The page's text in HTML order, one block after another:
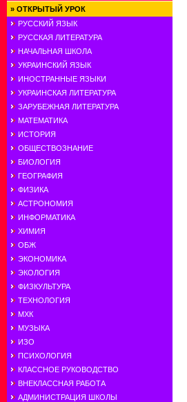
» ОТКРЫТЫЙ УРОК
РУССКИЙ ЯЗЫК
РУССКАЯ ЛИТЕРАТУРА
НАЧАЛЬНАЯ ШКОЛА
УКРАИНСКИЙ ЯЗЫК
ИНОСТРАННЫЕ ЯЗЫКИ
УКРАИНСКАЯ ЛИТЕРАТУРА
ЗАРУБЕЖНАЯ ЛИТЕРАТУРА
МАТЕМАТИКА
ИСТОРИЯ
ОБЩЕСТВОЗНАНИЕ
БИОЛОГИЯ
ГЕОГРАФИЯ
ФИЗИКА
АСТРОНОМИЯ
ИНФОРМАТИКА
ХИМИЯ
ОБЖ
ЭКОНОМИКА
ЭКОЛОГИЯ
ФИЗКУЛЬТУРА
ТЕХНОЛОГИЯ
МХК
МУЗЫКА
ИЗО
ПСИХОЛОГИЯ
КЛАССНОЕ РУКОВОДСТВО
ВНЕКЛАССНАЯ РАБОТА
АДМИНИСТРАЦИЯ ШКОЛЫ